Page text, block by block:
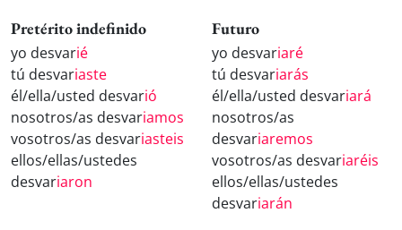
Pretérito indefinido
yo desvarié
tú desvariaste
él/ella/usted desvarió
nosotros/as desvariamos
vosotros/as desvariasteis
ellos/ellas/ustedes
desvariaron
Futuro
yo desvariaré
tú desvariarás
él/ella/usted desvariará
nosotros/as
desvariaremos
vosotros/as desvariaréis
ellos/ellas/ustedes
desvariarán